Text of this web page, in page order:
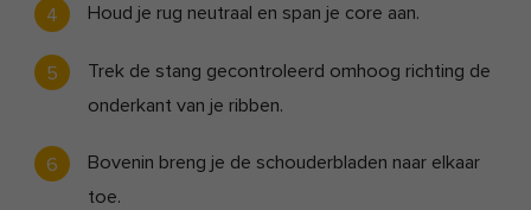
Houd je rug neutraal en span je core aan.
Trek de stang gecontroleerd omhoog richting de
onderkant van je ribben.
Bovenin breng je de schouderbladen naar elkaar
toe.